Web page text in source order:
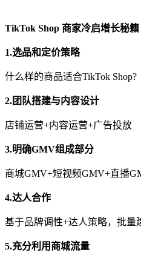
TikTok Shop 商家冷启增长秘籍
1.选品和定价策略
什么样的商品适合TikTok Shop?
2.团队搭建与内容设计
店铺运营+内容运营+广告投放
3.明确GMV组成部分
商城GMV+短视频GMV+直播
4.达人合作
基于品牌调性+达人策略，批量
5.充分利用商城流量